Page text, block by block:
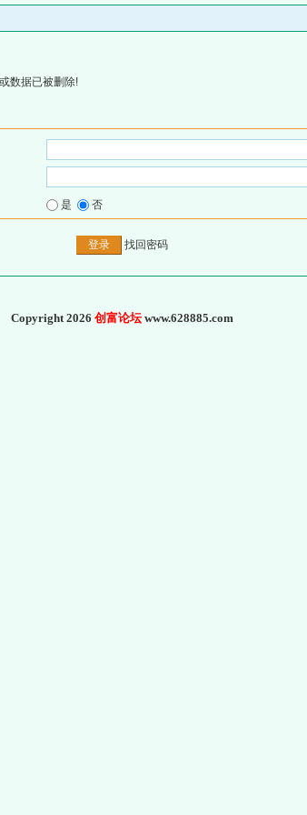
数据已被删除!
是 否
找回密码
Copyright 2026 创富论坛www.628885.com